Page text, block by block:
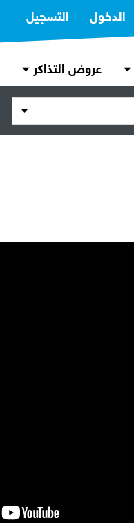
الدخول التسجيل
عروض التذاكر